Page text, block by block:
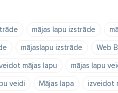
mājas lapu izstrāde
mājaslapu izstrāde
Web
mājas lapu
mājas lapu
veidi Mājas lapa izveidot